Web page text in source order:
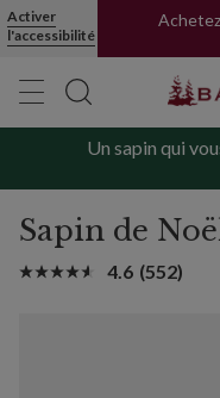
Activer
l'accessibilité
Un sapin qui
Sapin de
4.6 (552)